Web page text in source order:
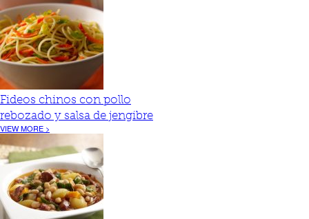
Fideos chinos con pollo
rebozado y salsa de jengibre
VIEW MORE >